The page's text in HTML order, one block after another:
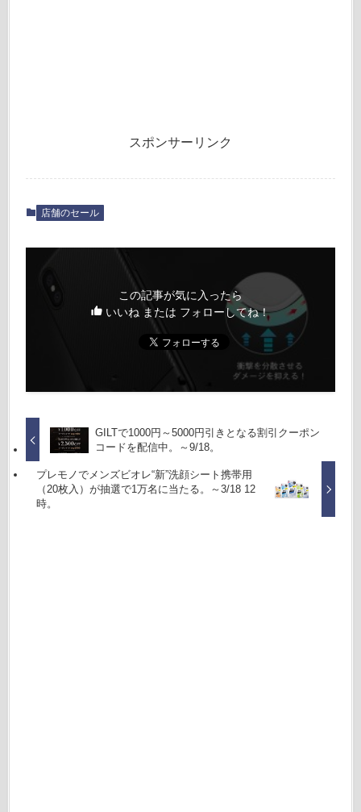
スポンサーリンク
店舗のセール
この記事が気に入ったら
いいね または フォローしてね！
GILTで1000円～5000円引きとなる割引クーポン
コードを配信中。～9/18。
プレモノでメンズビオレ“新”洗顔シート携帯用
（20枚入）が抽選で1万名に当たる。～3/18 12
時。